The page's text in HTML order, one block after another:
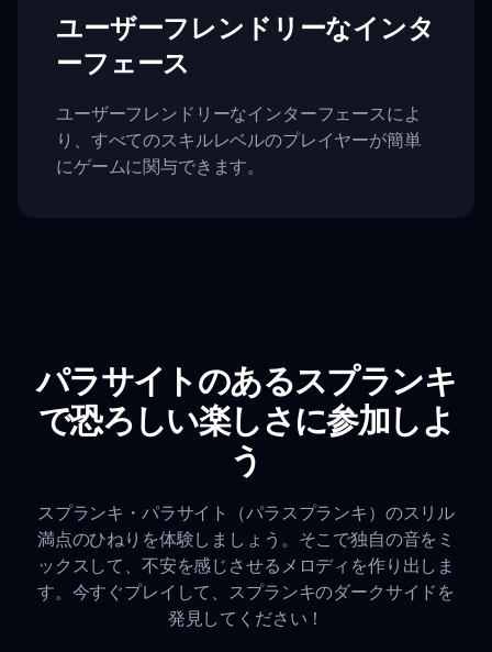
ユーザーフレンドリーなインタ
ーフェース
ユーザーフレンドリーなインターフェースによ
り、すべてのスキルレベルのプレイヤーが簡単
にゲームに関与できます。
パラサイトのあるスプランキ
で恐ろしい楽しさに参加しよ
う
スプランキ・パラサイト（パラスプランキ）のスリル
満点のひねりを体験しましょう。そこで独自の音をミ
ックスして、不安を感じさせるメロディを作り出しま
す。今すぐプレイして、スプランキのダークサイドを
発見してください！